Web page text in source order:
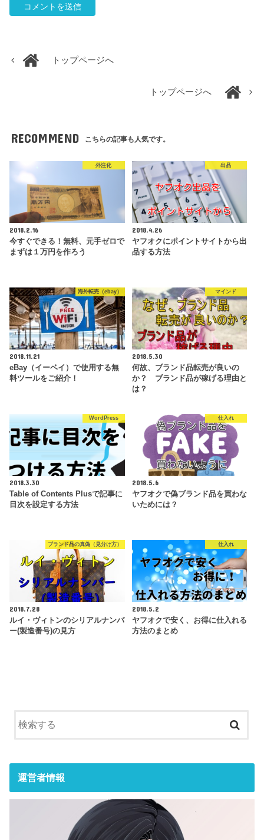
トップページへ
トップページへ
RECOMMEND こちらの記事も人気です。
外注化
2018.2.16
今すぐできる！無料、元手ゼロで
まずは１万円を作ろう
出品
2018.4.26
ヤフオクにポイントサイトから出
品する方法
海外転売（ebay）
2018.11.21
eBay（イーベイ）で使用する無
料ツールをご紹介！
マインド
2018.5.30
何故、ブランド品転売が良いの
か？ ブランド品が稼げる理由と
は？
WordPress
2018.3.30
Table of Contents Plusで記事に
目次を設定する方法
仕入れ
2018.5.6
ヤフオクで偽ブランド品を買わな
いためには？
ブランド品の真偽（見分け方）
2018.7.28
ルイ・ヴィトンのシリアルナンバ
ー(製造番号)の見方
仕入れ
2018.5.2
ヤフオクで安く、お得に仕入れる
方法のまとめ
運営者情報